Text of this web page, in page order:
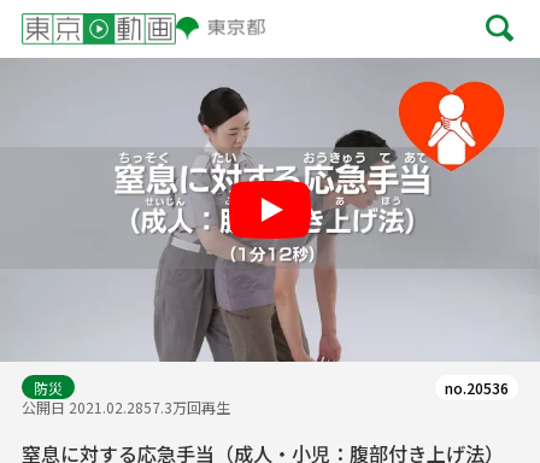
防災
公開日 2021.02.2857.3万回再生
no.20536
窒息に対する応急手当（成人・小児：腹部付き上げ法）